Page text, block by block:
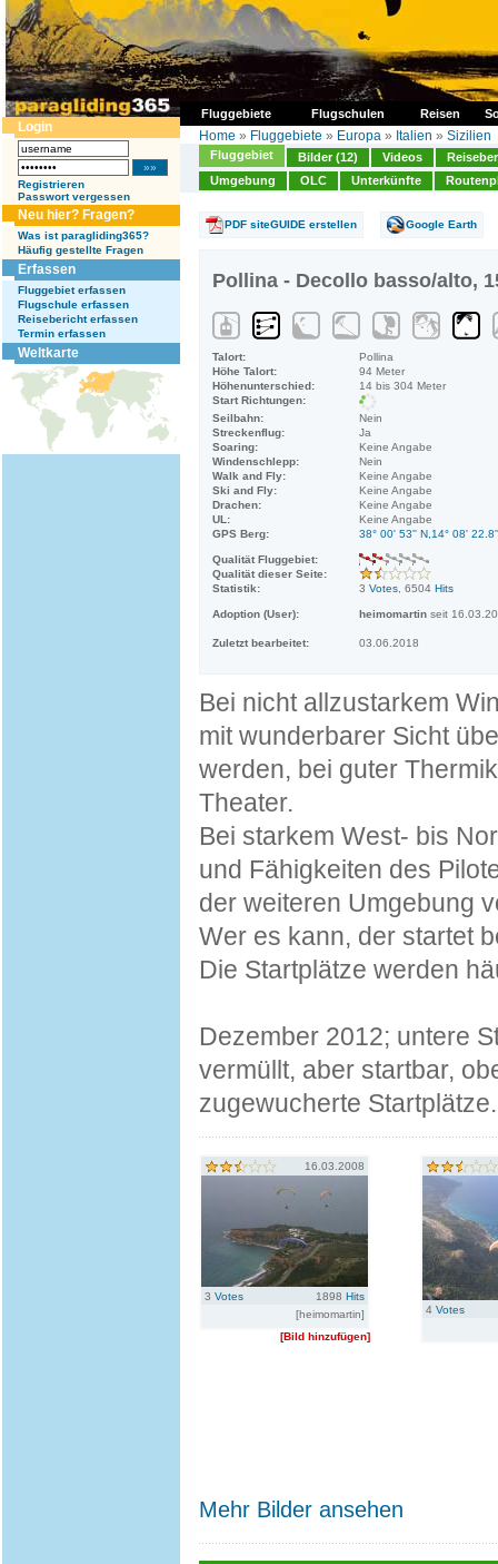
Fluggebiete Flugschulen Reisen
Login
Registrieren
Passwort vergessen
Neu hier? Fragen?
Was ist paragliding365?
Häufig gestellte Fragen
Erfassen
Fluggebiet erfassen
Flugschule erfassen
Reisebericht erfassen
Termin erfassen
Weltkarte
Home » Fluggebiete » Europa » Italien » Sizilien
Fluggebiet Bilder (12) Videos
Umgebung
OLC Unterkünfte
PDF siteGUIDE erstellen Google Earth
Pollina - Decollo basso/alto,
Talort:
Pollina
Höhe Talort:
94 Meter
Höhenunterschied:
14 bis 304 Meter
Start Richtungen:
Seilbahn:
Nein
Streckenflug:
Ja
Soaring:
Keine Angabe
Windenschlepp:
Nein
Walk and Fly:
Keine Angabe
Ski and Fly:
Keine Angabe
Drachen:
Keine Angabe
UL:
Keine Angabe
GPS Berg:
38° 00' 53'' N,14° 08'
Qualität Fluggebiet:
Qualität dieser Seite:
Statistik:
3 Votes , 6504 Hits
Adoption (User): heimomartin seit
Zuletzt bearbeitet: 03.06.2018
Bei nicht allzustarkem
mit wunderbarer Sicht
werden, bei guter
Theater.
Bei starkem West- bis
und Fähigkeiten des
der weiteren Umgebung
Wer es kann, der startet
Die Startplätze werden
Dezember 2012; untere
vermüllt, aber startbar,
zugewucherte Startplätze.
16.03.2008
3 Votes 1898 Hits
[heimomartin]
[Bild hinzufügen]
4 Votes
Mehr Bilder ansehen